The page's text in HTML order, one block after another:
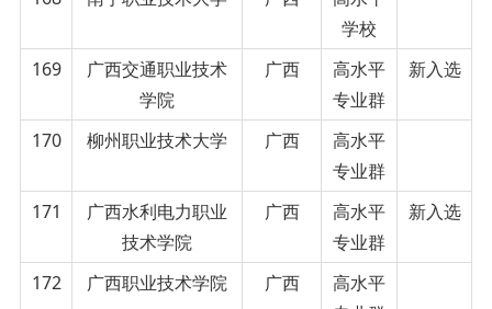
学校
169
广西交通职业技术
学院
广西
高水平
专业群
新入选
170 柳州职业技术大学 广西
高水平
专业群
171
广西水利电力职业
技术学院
广西
高水平
专业群
新入选
172 广西职业技术学院 广西
高水平